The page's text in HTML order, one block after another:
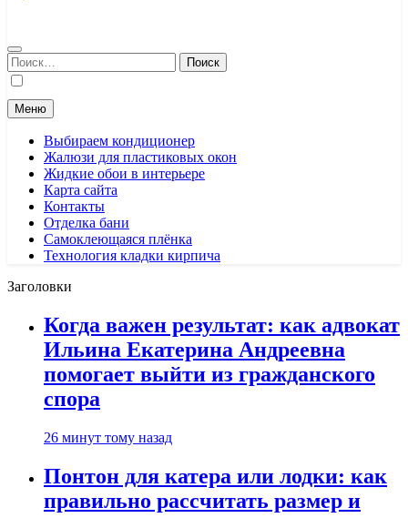
Найти:
Меню
Выбираем кондиционер
Жалюзи для пластиковых окон
Жидкие обои в интерьере
Карта сайта
Контакты
Отделка бани
Самоклеющаяся плёнка
Технология кладки кирпича
Заголовки
Когда важен результат: как адвокат
Ильина Екатерина Андреевна
помогает выйти из гражданского
спора
26 минут тому назад
Понтон для катера или лодки: как
правильно рассчитать размер и